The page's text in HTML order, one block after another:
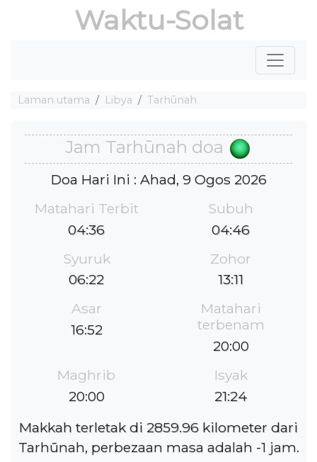
Waktu-Solat
Laman utama Libya Tarhūnah
Jam Tarhūnah doa
Doa Hari Ini : Ahad, 9 Ogos 2026
Matahari Terbit
04:36
Subuh
04:46
Syuruk
06:22
Zohor
13:11
Asar
16:52
Matahari
terbenam
20:00
Maghrib
20:00
Isyak
21:24
Makkah terletak di 2859.96 kilometer dari
Tarhūnah, perbezaan masa adalah -1 jam.